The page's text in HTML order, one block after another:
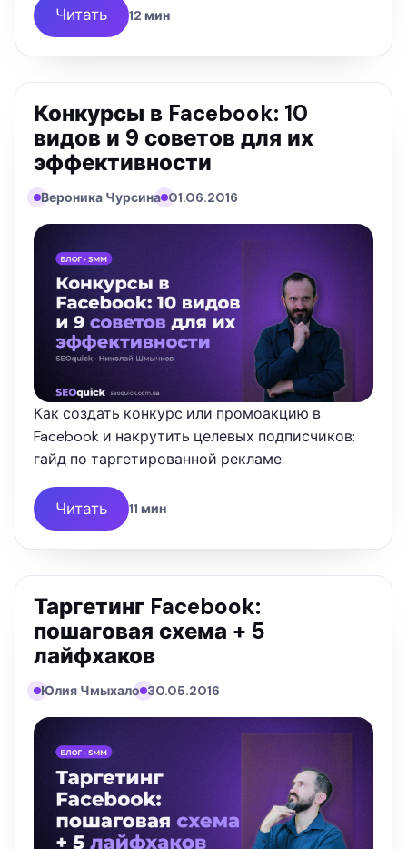
Читать 12 мин
Конкурсы в Facebook: 10
видов и 9 советов для их
эффективности
Вероника Чурсина 01.06.2016
Как создать конкурс или промоакцию в
Facebook и накрутить целевых подписчиков:
гайд по таргетированной рекламе.
Читать 11 мин
Таргетинг Facebook:
пошаговая схема + 5
лайфхаков
Юлия Чмыхало 30.05.2016